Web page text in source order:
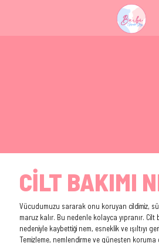
CİLT BAKIMI
Vücudumuzu sararak onu koruyan cildimiz,
maruz kalır. Bu nedenle kolayca yıpranır. Cilt
nedeniyle kaybettiği nem, esneklik ve ışıltıyı
Temizleme, nemlendirme ve güneşten koruma